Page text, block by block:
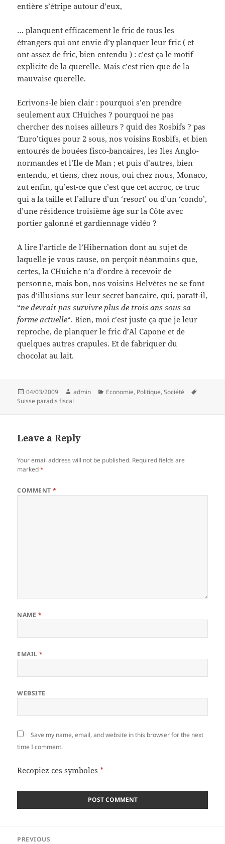
entière s’étripe autour d’eux,
… planquent efficacement le fric de tous les
étrangers qui ont envie d’y planquer leur fric ( et
ont assez de fric, bien entendu ) : c’est ça le motif
explicite de la querelle. Mais c’est rien que de la
mauvaise querelle.
Ecrivons-le bien clair : pourquoi s’en prendre
seulement aux CHuiches ? pourquoi ne pas
chercher des noises ailleurs ? quid des Rosbifs ? pas
‘Euro’tiques pour 2 sous, nos voisins Rosbifs, et bien
entourés de bouées fisco-bancaires, les Iles Anglo-
normandes et l’Ile de Man ; et puis d’autres, bien
entendu, et tiens, chez nous, oui chez nous, Monaco,
zut enfin, qu’est-ce que c’est que cet accroc, ce truc
qui a la taille et l’allure d’un ‘resort’ ou d’un ‘condo’,
d’une résidence troisième âge sur la Côte avec
portier galonné et gardiennage vidéo ?
A lire l’article de l’Hibernation dont au sujet de
laquelle je vous cause, on perçoit néanmoins que,
certes, la CHuiche n’a d’ordre à recevoir de
personne, mais bon, nos voisins Helvètes ne se font
pas d’illusions sur leur secret bancaire, qui, paraît-il,
“ne devrait pas survivre plus de trois ans sous sa
forme actuelle“. Bien, moi c’est juste ça que je leur
reproche, de planquer le fric d’Al Capone et de
quelques autres crapules. Et de fabriquer du
chocolat au lait.
Posted
on
04/03/2009 Author
admin Categories
Economie, Politique,Société
Suisse paradis fiscal
Leave a Reply
Your email address will not be published. Required fields are
marked*
COMMENT*
NAME *
EMAIL*
WEBSITE
Save my name, email, and website in this browser for the next
time I comment.
Recopiez ces symboles *
PREVIOUS